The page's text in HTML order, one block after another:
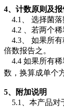
4、计数原则及
4.1、 选择菌落
4.2 、若两个稀
4.3、 如果所有
倍数报告之。
4.4 如果所有稀
数，换算成单个
5、附加说明
5.1、本产品对